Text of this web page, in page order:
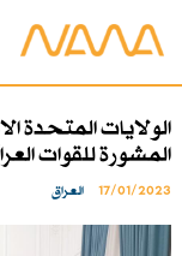
الولايات المتحدة
المشورة للقوات
17/01/2023 العراق